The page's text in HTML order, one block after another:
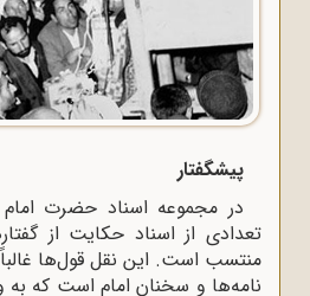
پیشگفتار
در مجموعه اسناد حضرت
تعدادی از اسناد حکایت از
منتسب است. این نقل قول‌ها
نامه‌ها و سخنان امام است که